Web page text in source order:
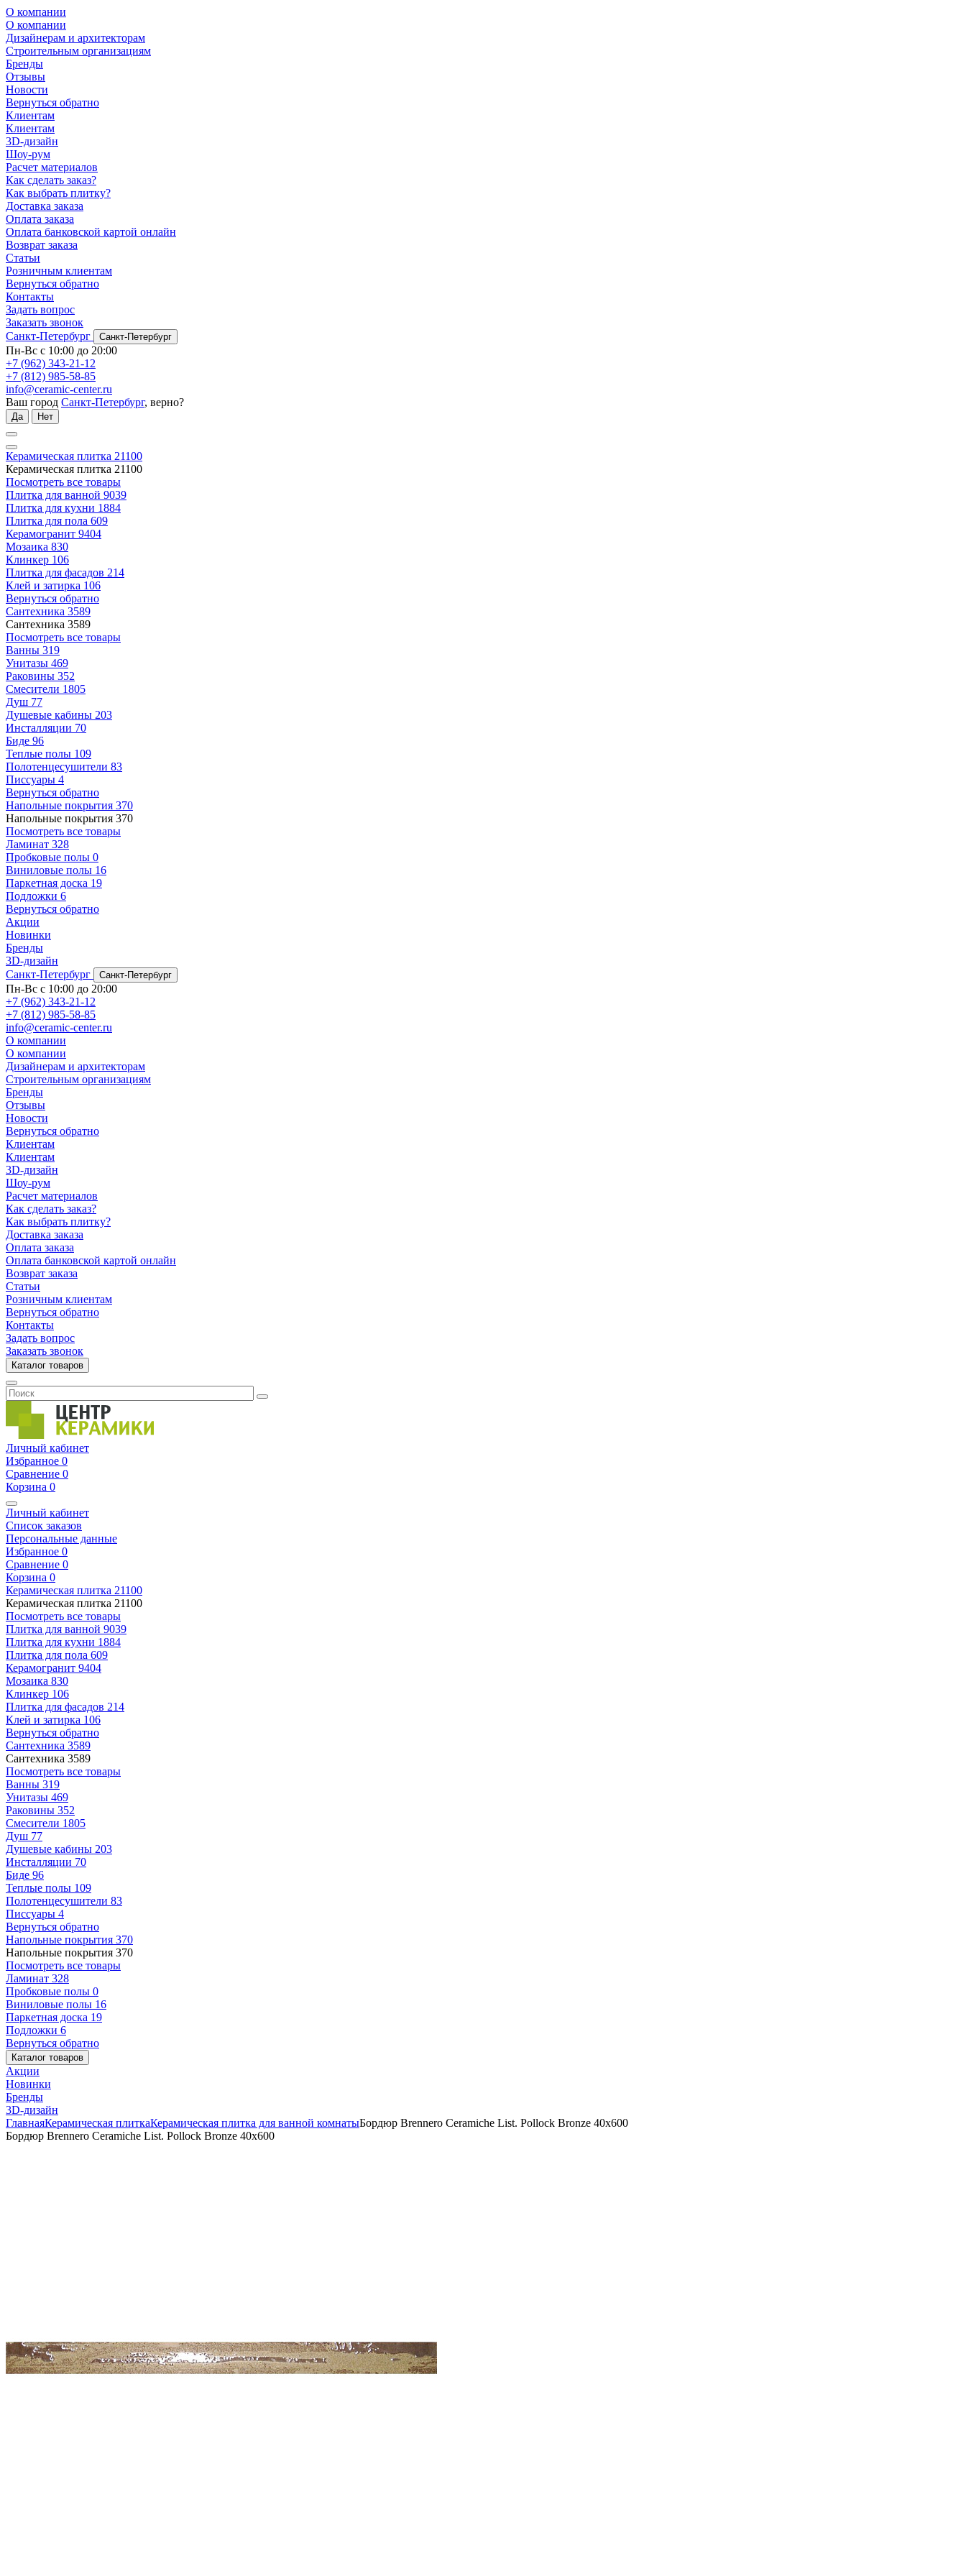
О компании
О компании
Дизайнерам и архитекторам
Строительным организациям
Бренды
Отзывы
Новости
Вернуться обратно
Клиентам
Клиентам
3D-дизайн
Шоу-рум
Расчет материалов
Как сделать заказ?
Как выбрать плитку?
Доставка заказа
Оплата заказа
Оплата банковской картой онлайн
Возврат заказа
Статьи
Розничным клиентам
Вернуться обратно
Контакты
Задать вопрос
Заказать звонок
Санкт-Петербург
Санкт-Петербург
Пн-Вс с 10:00 до 20:00
+7 (962) 343-21-12
+7 (812) 985-58-85
info@ceramic-center.ru
Ваш город Санкт-Петербург, верно?
Да Нет
Керамическая плитка 21100
Керамическая плитка 21100
Посмотреть все товары
Плитка для ванной 9039
Плитка для кухни 1884
Плитка для пола 609
Керамогранит 9404
Мозаика 830
Клинкер 106
Плитка для фасадов 214
Клей и затирка 106
Вернуться обратно
Сантехника 3589
Сантехника 3589
Посмотреть все товары
Ванны 319
Унитазы 469
Раковины 352
Смесители 1805
Душ 77
Душевые кабины 203
Инсталляции 70
Биде 96
Теплые полы 109
Полотенцесушители 83
Писсуары 4
Вернуться обратно
Напольные покрытия 370
Напольные покрытия 370
Посмотреть все товары
Ламинат 328
Пробковые полы 0
Виниловые полы 16
Паркетная доска 19
Подложки 6
Вернуться обратно
Акции
Новинки
Бренды
3D-дизайн
Санкт-Петербург
Санкт-Петербург
Пн-Вс с 10:00 до 20:00
+7 (962) 343-21-12
+7 (812) 985-58-85
info@ceramic-center.ru
О компании
О компании
Дизайнерам и архитекторам
Строительным организациям
Бренды
Отзывы
Новости
Вернуться обратно
Клиентам
Клиентам
3D-дизайн
Шоу-рум
Расчет материалов
Как сделать заказ?
Как выбрать плитку?
Доставка заказа
Оплата заказа
Оплата банковской картой онлайн
Возврат заказа
Статьи
Розничным клиентам
Вернуться обратно
Контакты
Задать вопрос
Заказать звонок
Каталог товаров
Личный кабинет
Избранное 0
Сравнение 0
Корзина 0
Личный кабинет
Список заказов
Персональные данные
Избранное 0
Сравнение 0
Корзина 0
Керамическая плитка 21100
Керамическая плитка 21100
Посмотреть все товары
Плитка для ванной 9039
Плитка для кухни 1884
Плитка для пола 609
Керамогранит 9404
Мозаика 830
Клинкер 106
Плитка для фасадов 214
Клей и затирка 106
Вернуться обратно
Сантехника 3589
Сантехника 3589
Посмотреть все товары
Ванны 319
Унитазы 469
Раковины 352
Смесители 1805
Душ 77
Душевые кабины 203
Инсталляции 70
Биде 96
Теплые полы 109
Полотенцесушители 83
Писсуары 4
Вернуться обратно
Напольные покрытия 370
Напольные покрытия 370
Посмотреть все товары
Ламинат 328
Пробковые полы 0
Виниловые полы 16
Паркетная доска 19
Подложки 6
Вернуться обратно
Каталог товаров
Акции
Новинки
Бренды
3D-дизайн
ГлавнаяКерамическая плиткаКерамическая плитка для ванной комнатыБордюр Brennero Ceramiche List. Pollock Bronze 40x600
Бордюр Brennero Ceramiche List. Pollock Bronze 40x600